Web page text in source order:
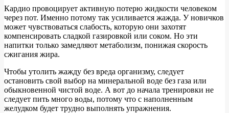
Кардио провоцирует активную потерю жидкости человеком
через пот. Именно потому так усиливается жажда. У новичков
может чувствоваться слабость, которую они захотят
компенсировать сладкой газировкой или соком. Но эти
напитки только замедляют метаболизм, понижая скорость
сжигания жира.
Чтобы утолить жажду без вреда организму, следует
остановить свой выбор на минеральной воде без газа или
обыкновенной чистой воде. А вот до начала тренировки не
следует пить много воды, потому что с наполненным
желудком будет трудно выполнять упражнения.